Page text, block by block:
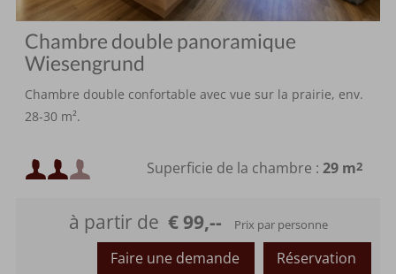
Chambre double panoramique
Wiesengrund
Chambre double confortable avec vue sur la prairie, env.
28-30 m².
Occupation minimale :
Occupation maximale :
ou
Superficie de la chambre : 29 m2
à partir de € 99,-- Prix par personne
Réservation
Faire une demande